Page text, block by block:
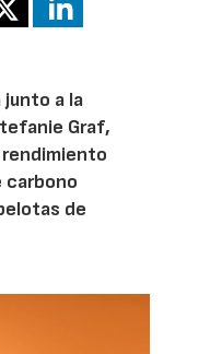
junto a la
Graf,
carbono
de